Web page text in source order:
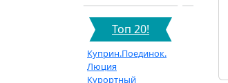
Топ 20!
Куприн.Поединок.
Люция
Курортный